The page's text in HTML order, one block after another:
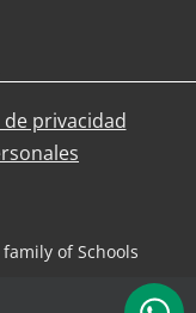
de privacidad
of Schools